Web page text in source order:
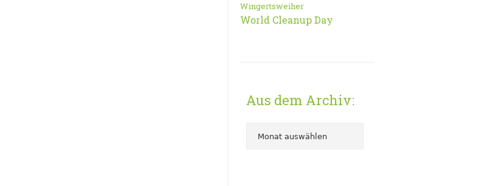
Wingertsweiher
World Cleanup Day
Aus dem Archiv: